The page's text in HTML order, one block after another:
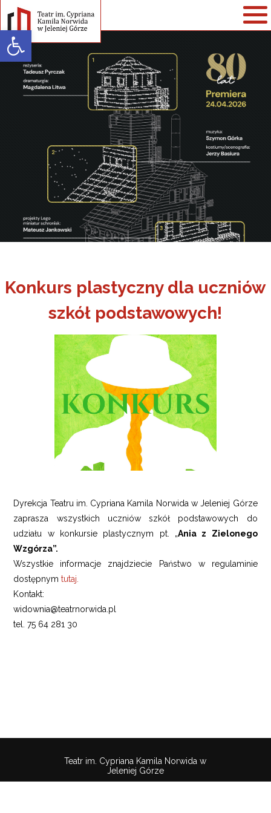
Open toolbar
w Jeleniej Górze
Konkurs plastyczny dla uczniów
szkół podstawowych!
Dyrekcja Teatru im. Cypriana Kamila Norwida w Jeleniej Górze
zaprasza wszystkich uczniów szkół podstawowych do
udziału w konkursie plastycznym pt. „Ania z Zielonego
Wzgórza”.
Wszystkie informacje znajdziecie Państwo w regulaminie
dostępnymtutaj.
Kontakt:
widownia@teatrnorwida.pl
tel. 75 64 281 30
Teatr im. Cypriana Kamila Norwida w
Jeleniej Górze